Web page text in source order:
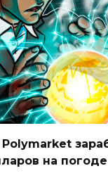
на погоде